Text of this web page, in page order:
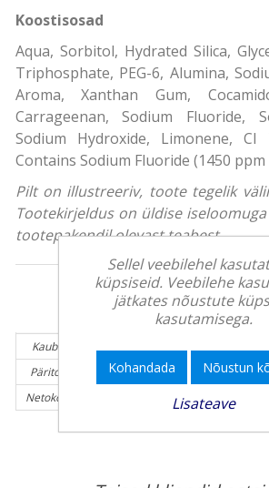
Koostisosad
Aqua, Sorbitol, Hydrated Silica,
Triphosphate, PEG-6, Alumina,
Aroma, Xanthan Gum,
Carrageenan, Sodium Fluoride,
Sodium Hydroxide, Limonene, CI
Contains Sodium Fluoride (1450 ppm
Pilt on illustreeriv, toote tegelik
Tootekirjeldus on üldise
tootepakendil olevast teabest.
Tooteinfo:
Kaubamärk:
Päritolumaa:
Netokogus (g):
Sellel veebilehel
küpsiseid. Veebilehe
jätkates nõustute
kasutamisega.
Kohandada Nõustun
Lisateave